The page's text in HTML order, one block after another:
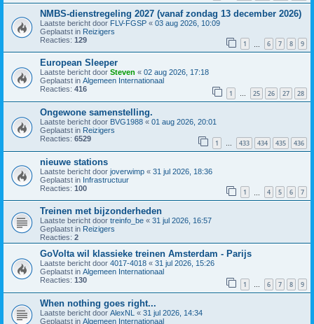
NMBS-dienstregeling 2027 (vanaf zondag 13 december 2026)
Laatste bericht door FLV-FGSP « 03 aug 2026, 10:09
Geplaatst in Reizigers
Reacties: 129 1 6 7 8 9
European Sleeper
Laatste bericht door Steven « 02 aug 2026, 17:18
Geplaatst in Algemeen Internationaal
Reacties: 416 1 … 25 26 27 28
Ongewone samenstelling.
Laatste bericht door BVG1988 « 01 aug 2026, 20:01
Geplaatst in Reizigers
Reacties: 6529 1 … 433 434 435 436
nieuwe stations
Laatste bericht door joverwimp « 31 jul 2026, 18:36
Geplaatst in Infrastructuur
Reacties: 100 1 4 5 6 7
Treinen met bijzonderheden
Laatste bericht door treinfo_be « 31 jul 2026, 16:57
Geplaatst in Reizigers
Reacties: 2
GoVolta wil klassieke treinen Amsterdam - Parijs
Laatste bericht door 4017-4018 « 31 jul 2026, 15:26
Geplaatst in Algemeen Internationaal
Reacties: 130 1 … 6 7 8 9
When nothing goes right...
Laatste bericht door AlexNL « 31 jul 2026, 14:34
Geplaatst in Algemeen Internationaal